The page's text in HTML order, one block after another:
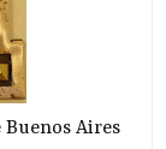
Aires